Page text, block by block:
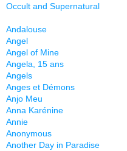
Occult and Supernatural
Andalouse
Angel
Angel of Mine
Angela, 15 ans
Angels
Anges et Démons
Anjo Meu
Anna Karénine
Annie
Anonymous
Another Day in Paradise